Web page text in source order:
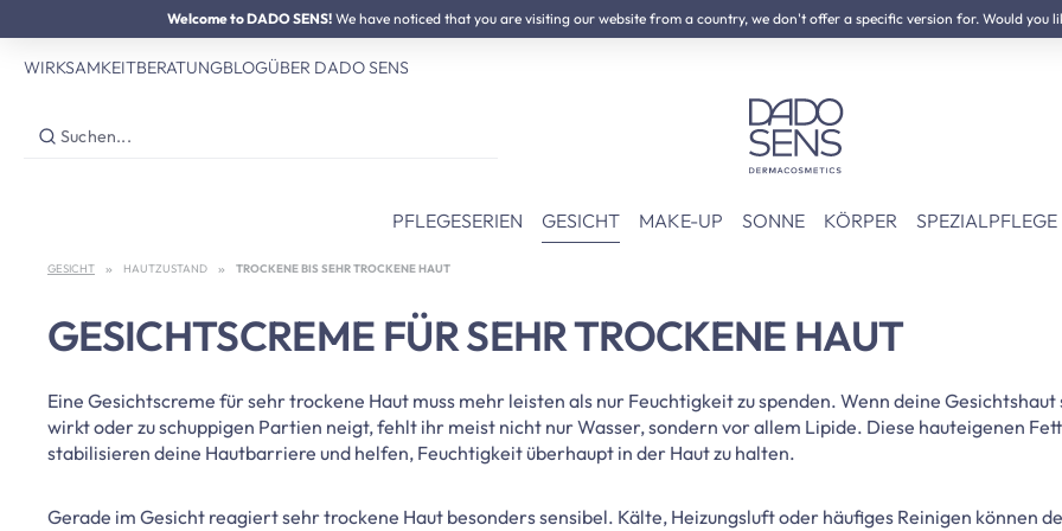
Hauptinhalt springen
Zur Hauptnavigation springen
Welcome to DADO SENS! We have noticed that you are visiting our website from a country, we don't offer a specific version for. Would you
SUMMER SALE:Bis zu 50% Preisvorteil
WIRKSAMKEITBERATUNGBLOGÜBER DADO SENS
PFLEGESERIEN GESICHT MAKE-UP SONNE KÖRPER SPEZIALPFLEGE
GESICHT HAUTZUSTAND TROCKENE BIS SEHR TROCKENE HAUT
GESICHTSCREME FÜR SEHR TROCKENE HAUT
Eine Gesichtscreme für sehr trockene Haut muss mehr leisten als nur Feuchtigkeit zu spenden. Wenn deine Gesichtshaut
wirkt oder zu schuppigen Partien neigt, fehlt ihr meist nicht nur Wasser, sondern vor allem Lipide. Diese hauteigenen
stabilisieren deine Hautbarriere und helfen, Feuchtigkeit überhaupt in der Haut zu halten.
Gerade im Gesicht reagiert sehr trockene Haut besonders sensibel. Kälte, Heizungsluft oder häufiges Reinigen können